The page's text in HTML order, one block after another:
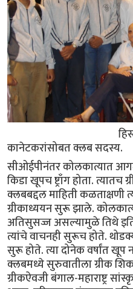
हिस्टरी
कानेटकरांसोबत क्लब सदस्य.
सीओईपीनंतर कोलकात्यात
किडा खूपच ष्ट्राँग होता. त्यातच
क्लबबद्दल माहिती
ग्रीकाध्ययन सुरू झाले.
अतिसुसज्ज असल्यामुळे तिथे
त्यांचे वाचनही सुरूच होते.
सुरू होते. त्या दोनेक वर्षांत खूप
क्लबमध्ये सुरुवातीला ग्रीक
ग्रीकऐवजी बंगाल-महाराष्ट्र